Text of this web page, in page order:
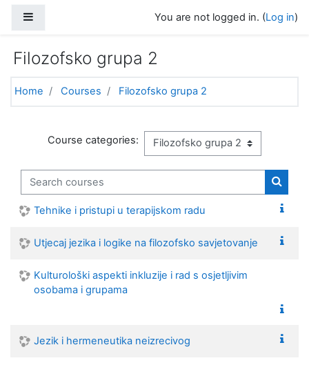
You are not logged in. (Log in)
Filozofsko grupa 2
Home Courses Filozofsko grupa 2
Course categories:
Search courses
Tehnike i pristupi u terapijskom radu
Utjecaj jezika i logike na filozofsko savjetovanje
Kulturološki aspekti inkluzije i rad s osjetljivim
osobama i grupama
Jezik i hermeneutika neizrecivog